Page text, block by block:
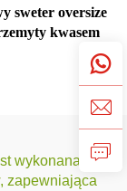
sweter oversize
kwasem
wykonana z
zapewniająca